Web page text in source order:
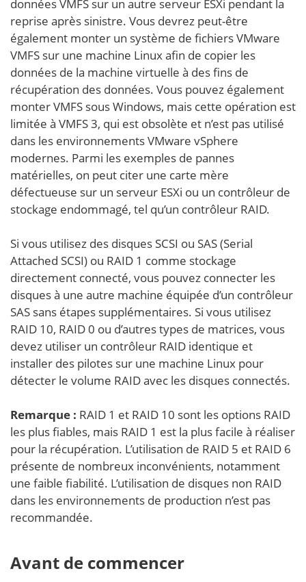
données VMFS sur un autre serveur ESXi pendant la
reprise après sinistre. Vous devrez peut-être
également monter un système de fichiers VMware
VMFS sur une machine Linux afin de copier les
données de la machine virtuelle à des fins de
récupération des données. Vous pouvez également
monter VMFS sous Windows, mais cette opération est
limitée à VMFS 3, qui est obsolète et n’est pas utilisé
dans les environnements VMware vSphere
modernes. Parmi les exemples de pannes
matérielles, on peut citer une carte mère
défectueuse sur un serveur ESXi ou un contrôleur de
stockage endommagé, tel qu’un contrôleur RAID.
Si vous utilisez des disques SCSI ou SAS (Serial
Attached SCSI) ou RAID 1 comme stockage
directement connecté, vous pouvez connecter les
disques à une autre machine équipée d’un contrôleur
SAS sans étapes supplémentaires. Si vous utilisez
RAID 10, RAID 0 ou d’autres types de matrices, vous
devez utiliser un contrôleur RAID identique et
installer des pilotes sur une machine Linux pour
détecter le volume RAID avec les disques connectés.
Remarque : RAID 1 et RAID 10 sont les options RAID
les plus fiables, mais RAID 1 est la plus facile à réaliser
pour la récupération. L’utilisation de RAID 5 et RAID 6
présente de nombreux inconvénients, notamment
une faible fiabilité. L’utilisation de disques non RAID
dans les environnements de production n’est pas
recommandée.
Avant de commencer